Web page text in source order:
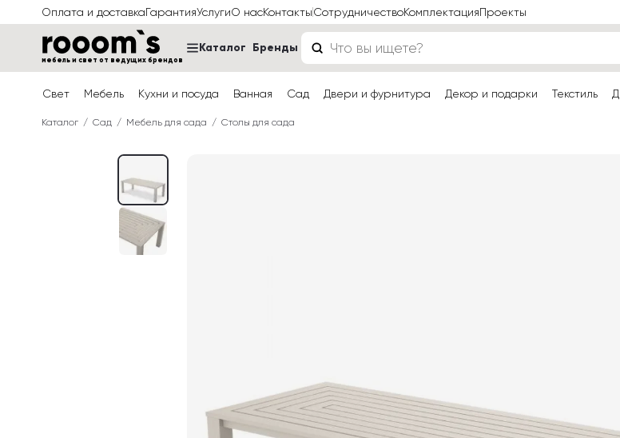
Оплата и доставкаГарантияУслугиО насКонтактыСотрудничествоКомплектацияПроекты
мебель и свет от ведущих брендов
Каталог Бренды
Свет Мебель Кухни и посуда Ванная Сад Двери и фурнитура Декор и подарки Текстиль
Каталог Сад Мебель для сада Столы для сада